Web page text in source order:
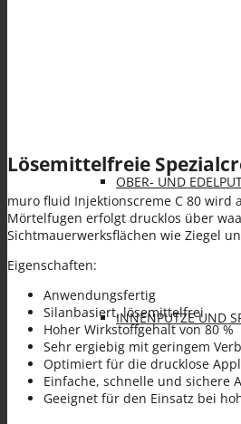
OBER- UND
INNENPUTZE UND
Lösemittelfreie
muro fluid Injektionscreme C 80 wird
Mörtelfugen erfolgt drucklos über
Sichtmauerwerksflächen wie Ziegel
Eigenschaften:
Anwendungsfertig
Silanbasiert, lösemittelfrei
Hoher Wirkstoffgehalt von 80 %
Sehr ergiebig mit geringem
Optimiert für die drucklose
Einfache, schnelle und sichere
Geeignet für den Einsatz bei